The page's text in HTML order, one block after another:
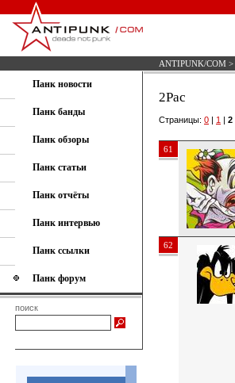
ANTIPUNK/COM >
Панк новости
Панк банды
Панк обзоры
Панк статьи
Панк отчёты
Панк интервью
Панк ссылки
Панк форум
поиск
2Pac
Страницы: 0 | 1 | 2
61
62